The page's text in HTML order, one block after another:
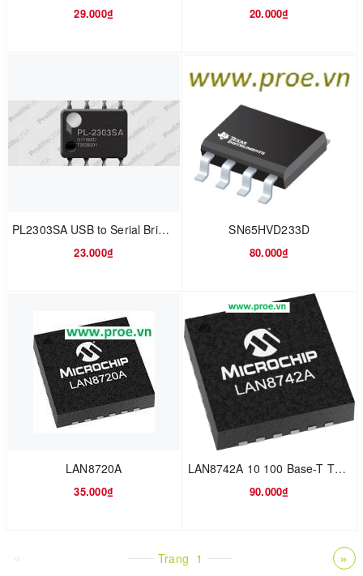
29.000₫ 20.000₫
PL2303SA USB to Serial Bridge Controller
23.000₫
SN65HVD233D
80.000₫
LAN8720A
35.000₫
LAN8742A 10 100 Base-T TX Ethernet Transceiver with Cable Diagnostics
90.000₫
« Trang 1 »